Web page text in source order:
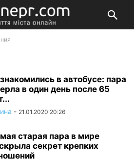
в автобусе: пара
в один день после 65
- 21.01.2020 20:26
старая пара в мире
секрет крепких